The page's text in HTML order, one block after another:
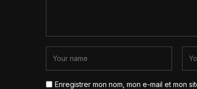
Enregistrer mon nom, mon e-mail et mon